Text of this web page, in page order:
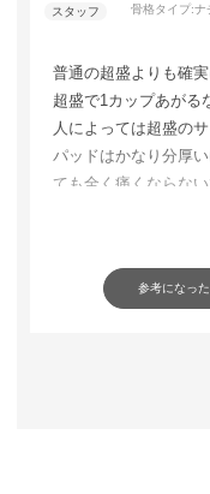
骨格タイプ:ナ
普通の超盛よりも確実
超盛で1カップあがる
人によっては超盛の
パッドはかなり分厚
ても全く痛くならない
貧乳の味方すぎる、
参考になった